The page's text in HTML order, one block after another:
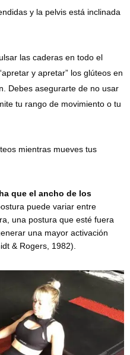
y la pelvis está inclinada
las caderas en todo el
y apretar” los glúteos en
Debes asegurarte de no usar
tu rango de movimiento o tu
mientras mueves tus
que el ancho de los
puede variar entre
una postura que esté fuera
una mayor activación
& Rogers, 1982).